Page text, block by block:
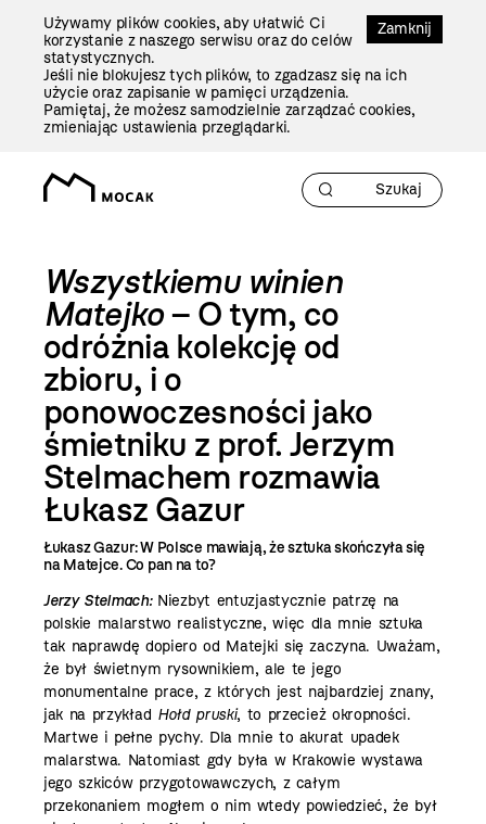
Zamknij
Używamy plików cookies, aby ułatwić Ci
korzystanie z naszego serwisu oraz do celów
statystycznych.
Jeśli nie blokujesz tych plików, to zgadzasz się na ich
użycie oraz zapisanie w pamięci urządzenia.
Pamiętaj, że możesz samodzielnie zarządzać cookies,
zmieniając ustawienia przeglądarki.
Wszystkiemu winien
Matejko– O tym, co
odróżnia kolekcję od
zbioru, i o
ponowoczesności jako
śmietniku z prof. Jerzym
Stelmachem rozmawia
Łukasz Gazur
Łukasz Gazur: W Polsce mawiają, że sztuka skończyła się
na Matejce. Co pan na to?
Jerzy Stelmach:Niezbyt entuzjastycznie patrzę na
polskie malarstwo realistyczne, więc dla mnie sztuka
tak naprawdę dopiero od Matejki się zaczyna. Uważam,
że był świetnym rysownikiem, ale te jego
monumentalne prace, z których jest najbardziej znany,
jak na przykład Hołd pruski, to przecież okropności.
Martwe i pełne pychy. Dla mnie to akurat upadek
malarstwa. Natomiast gdy była w Krakowie wystawa
jego szkiców przygotowawczych, z całym
przekonaniem mogłem o nim wtedy powiedzieć, że był